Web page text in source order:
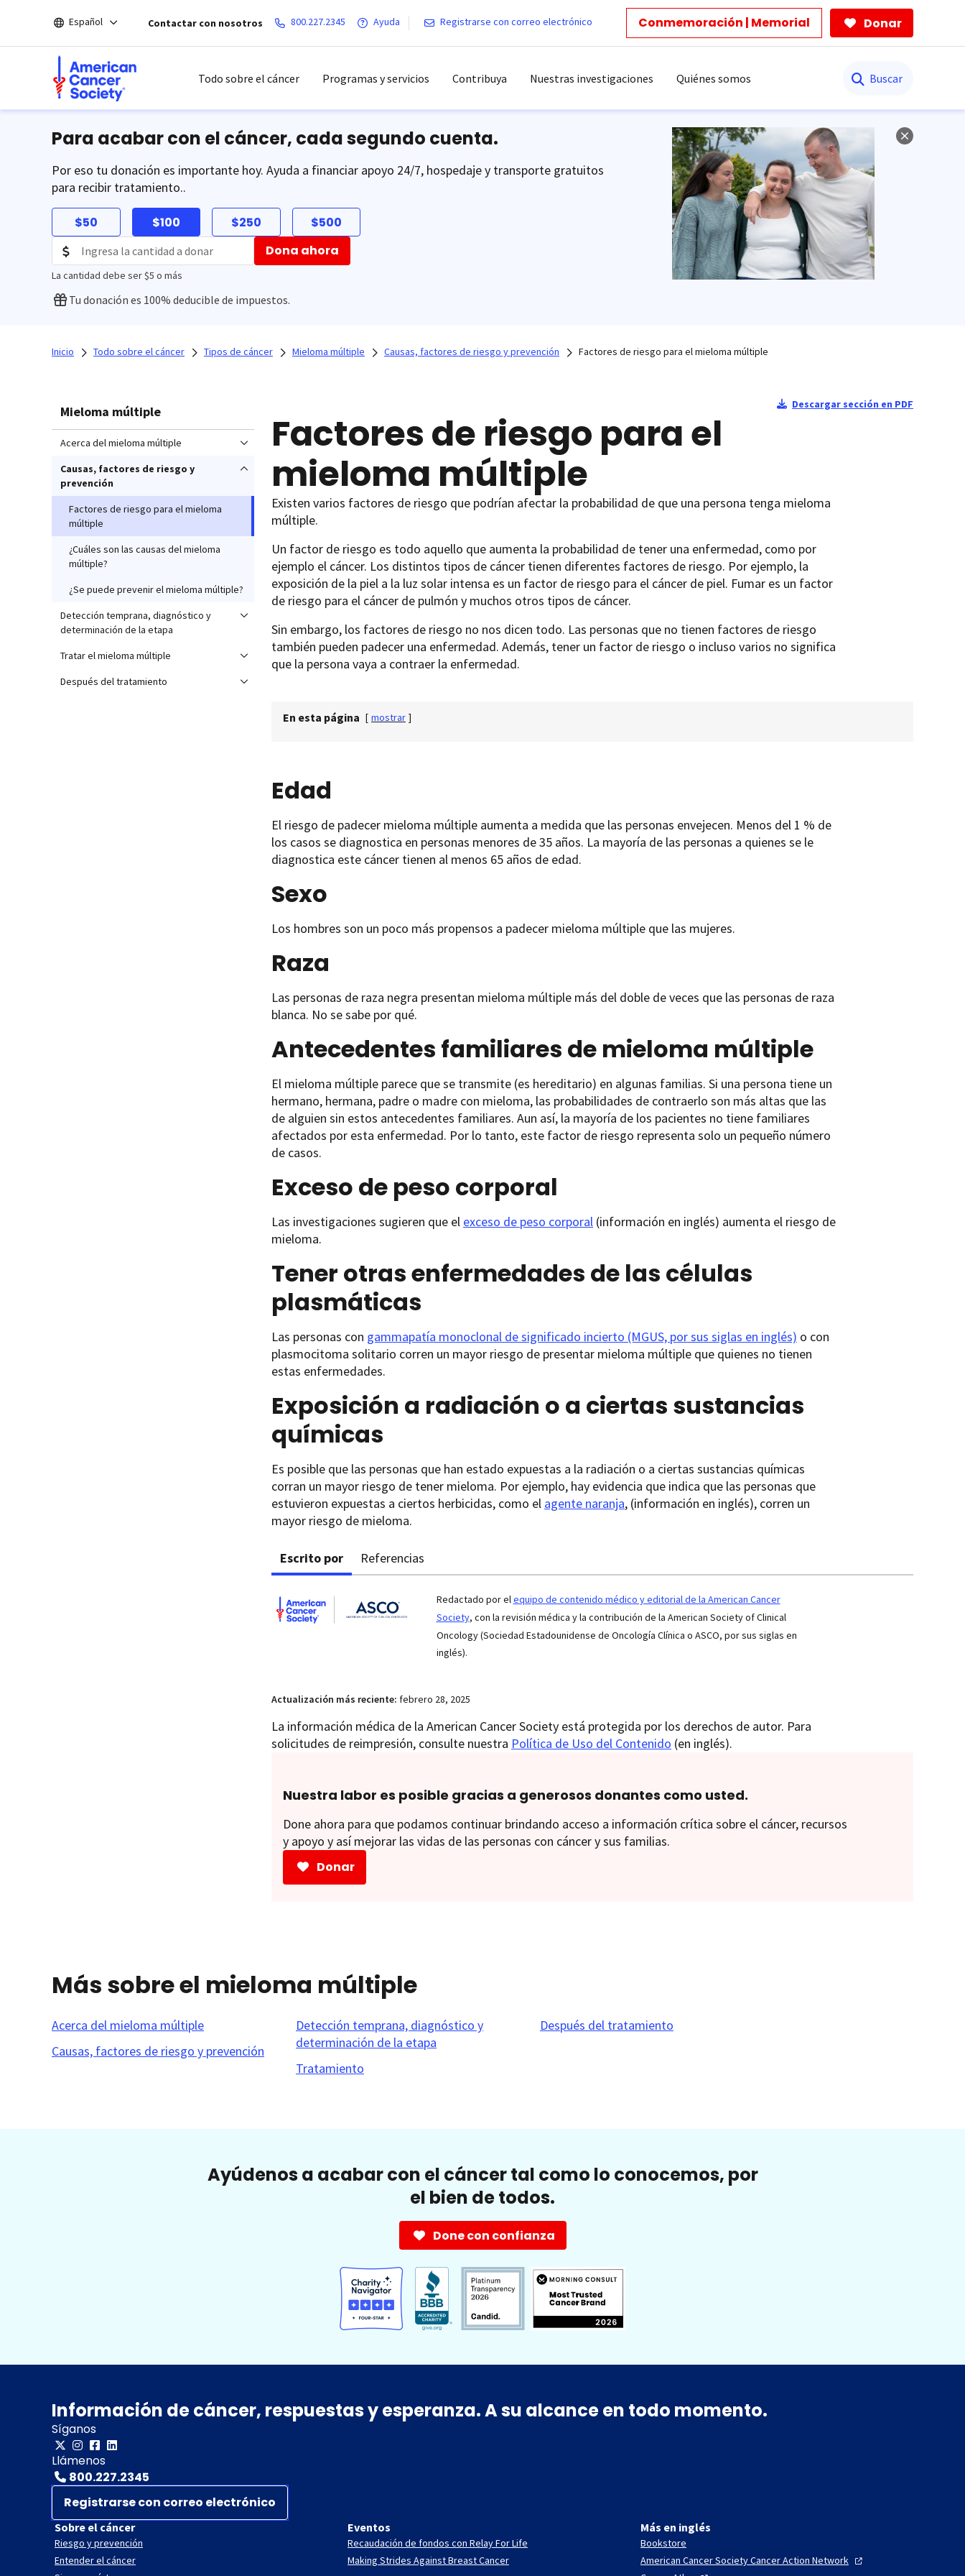
el
Español Contactar con nosotros 800.227.2345 Ayuda Registrarse con correo electrónico Conmemoración | Memorial Donar
Todo sobre el cáncer Programas y servicios Contribuya Nuestras investigaciones Quiénes somos
Para acabar con el cáncer, cada segundo cuenta.
Por eso tu donación es importante hoy. Ayuda a financiar apoyo 24/7, hospedaje y transporte gratuitos
para recibir tratamiento..
$50 $100 $250 $500
La cantidad debe ser $5 o más
Dona ahora
Tu donación es 100% deducible de impuestos.
Inicio Todo sobre el cáncer Tipos de cáncer Mieloma múltiple Causas, factores de riesgo y prevención Factores de riesgo para el mieloma múltiple
Mieloma múltiple
Acerca del mieloma múltiple
Causas, factores de riesgo y
prevención
Factores de riesgo para el mieloma
múltiple
¿Cuáles son las causas del mieloma
múltiple?
¿Se puede prevenir el mieloma múltiple?
Detección temprana, diagnóstico y
determinación de la etapa
Tratar el mieloma múltiple
Después del tratamiento
Descargar sección en PDF
Factores de riesgo para el
mieloma múltiple
Existen varios factores de riesgo que podrían afectar la probabilidad de que una persona tenga mieloma
múltiple.
Un factor de riesgo es todo aquello que aumenta la probabilidad de tener una enfermedad, como por
ejemplo el cáncer. Los distintos tipos de cáncer tienen diferentes factores de riesgo. Por ejemplo, la
exposición de la piel a la luz solar intensa es un factor de riesgo para el cáncer de piel. Fumar es un factor
de riesgo para el cáncer de pulmón y muchos otros tipos de cáncer.
Sin embargo, los factores de riesgo no nos dicen todo. Las personas que no tienen factores de riesgo
también pueden padecer una enfermedad. Además, tener un factor de riesgo o incluso varios no significa
que la persona vaya a contraer la enfermedad.
En esta página [ mostrar ]
Edad
El riesgo de padecer mieloma múltiple aumenta a medida que las personas envejecen. Menos del 1 % de
los casos se diagnostica en personas menores de 35 años. La mayoría de las personas a quienes se le
diagnostica este cáncer tienen al menos 65 años de edad.
Sexo
Los hombres son un poco más propensos a padecer mieloma múltiple que las mujeres.
Raza
Las personas de raza negra presentan mieloma múltiple más del doble de veces que las personas de raza
blanca. No se sabe por qué.
Antecedentes familiares de mieloma múltiple
El mieloma múltiple parece que se transmite (es hereditario) en algunas familias. Si una persona tiene un
hermano, hermana, padre o madre con mieloma, las probabilidades de contraerlo son más altas que las
de alguien sin estos antecedentes familiares. Aun así, la mayoría de los pacientes no tiene familiares
afectados por esta enfermedad. Por lo tanto, este factor de riesgo representa solo un pequeño número
de casos.
Exceso de peso corporal
Las investigaciones sugieren que el exceso de peso corporal (información en inglés) aumenta el riesgo de
mieloma.
Tener otras enfermedades de las células
plasmáticas
Las personas con gammapatía monoclonal de significado incierto (MGUS, por sus siglas en inglés) o con
plasmocitoma solitario corren un mayor riesgo de presentar mieloma múltiple que quienes no tienen
estas enfermedades.
Exposición a radiación o a ciertas sustancias
químicas
Es posible que las personas que han estado expuestas a la radiación o a ciertas sustancias químicas
corran un mayor riesgo de tener mieloma. Por ejemplo, hay evidencia que indica que las personas que
estuvieron expuestas a ciertos herbicidas, como el agente naranja, (información en inglés), corren un
mayor riesgo de mieloma.
Escrito por Referencias
Redactado por elequipo de contenido médico y editorial de la American Cancer
Society, con la revisión médica y la contribución de la American Society of Clinical
Oncology (Sociedad Estadounidense de Oncología Clínica o ASCO, por sus siglas en
inglés).
Actualización más reciente: febrero 28, 2025
La información médica de la American Cancer Society está protegida por los derechos de autor. Para
solicitudes de reimpresión, consulte nuestra Política de Uso del Contenido (en inglés).
Nuestra labor es posible gracias a generosos donantes como usted.
Done ahora para que podamos continuar brindando acceso a información crítica sobre el cáncer, recursos
y apoyo y así mejorar las vidas de las personas con cáncer y sus familias.
Donar
Más sobre el mieloma múltiple
Acerca del mieloma múltiple
Causas, factores de riesgo y prevención
Detección temprana, diagnóstico y
determinación de la etapa
Tratamiento
Después del tratamiento
Ayúdenos a acabar con el cáncer tal como lo conocemos, por
el bien de todos.
Done con confianza
Información de cáncer, respuestas y esperanza. A su alcance en todo momento.
Síganos
Llámenos
800.227.2345
Registrarse con correo electrónico
Sobre el cáncer
Riesgo y prevención
Entender el cáncer
Eventos
Recaudación de fondos con Relay For Life
Making Strides Against Breast Cancer
Más en inglés
Bookstore
American Cancer Society Cancer Action Network